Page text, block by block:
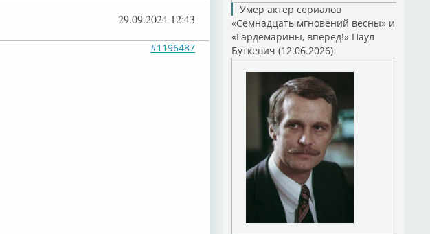
29.09.2024 12:43
#1196487
Умер актер сериалов
«Семнадцать мгновений весны» и
«Гардемарины, вперед!» Паул
Буткевич (12.06.2026)